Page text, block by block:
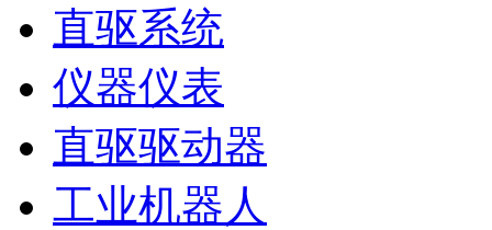
直驱系统
仪器仪表
直驱驱动器
工业机器人